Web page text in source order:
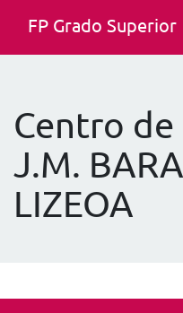
FP Grado Superior
Centro de
J.M.
LIZEOA